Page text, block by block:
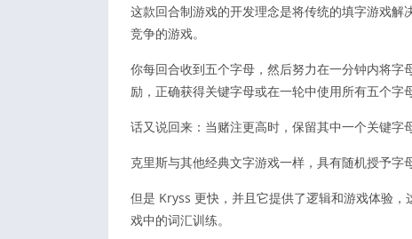
这款回合制游戏的开发理念是将传统的填字游戏
竞争的游戏。
你每回合收到五个字母，然后努力在一分钟内将
励，正确获得关键字母或在一轮中使用所有五个字母
话又说回来：当赌注更高时，保留其中一个关键字
克里斯与其他经典文字游戏一样，具有随机授予字
但是 Kryss 更快，并且它提供了逻辑和游戏体验
戏中的词汇训练。